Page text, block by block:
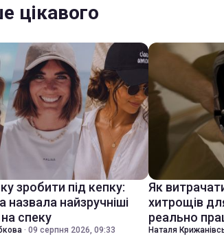
цікавого
зробити під кепку:
назвала найзручніші
спеку
· 09 серпня 2026, 09:33
Як
хитрощів
реально
Наталя